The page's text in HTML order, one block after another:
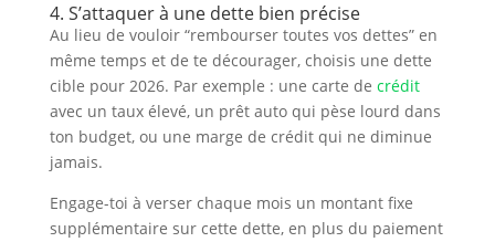
4. S’attaquer à une dette bien précise
Au lieu de vouloir “rembourser toutes vos dettes” en
même temps et de te décourager, choisis une dette
cible pour 2026. Par exemple : une carte de crédit
avec un taux élevé, un prêt auto qui pèse lourd dans
ton budget, ou une marge de crédit qui ne diminue
jamais.
Engage-toi à verser chaque mois un montant fixe
supplémentaire sur cette dette, en plus du paiement